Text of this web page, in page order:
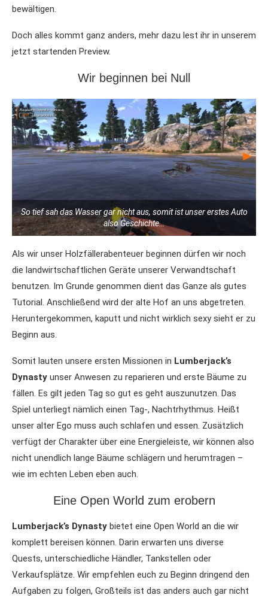
bewältigen.
Doch alles kommt ganz anders, mehr dazu lest ihr in unserem
jetzt startenden Preview.
Wir beginnen bei Null
So tief sah das Wasser gar nicht aus, somit ist unser erstes Auto
also Geschichte…
Als wir unser Holzfällerabenteuer beginnen dürfen wir noch
die landwirtschaftlichen Geräte unserer Verwandtschaft
benutzen. Im Grunde genommen dient das Ganze als gutes
Tutorial. Anschließend wird der alte Hof an uns abgetreten.
Heruntergekommen, kaputt und nicht wirklich sexy sieht er zu
Beginn aus.
Somit lauten unsere ersten Missionen in Lumberjack’s
Dynasty unser Anwesen zu reparieren und erste Bäume zu
fällen. Es gilt jeden Tag so gut es geht auszunutzen. Das
Spiel unterliegt nämlich einen Tag-, Nachtrhythmus. Heißt
unser alter Ego muss auch schlafen und essen. Zusätzlich
verfügt der Charakter über eine Energieleiste, wir können also
nicht unendlich lange Bäume schlägern und herumtragen –
wie im echten Leben eben auch.
Eine Open World zum erobern
Lumberjack’s Dynasty bietet eine Open World an die wir
komplett bereisen können. Darin erwarten uns diverse
Quests, unterschiedliche Händler, Tankstellen oder
Verkaufsplätze. Wir empfehlen euch zu Beginn dringend den
Aufgaben zu folgen, Großteils ist das anders auch gar nicht